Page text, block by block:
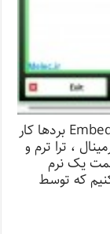
دوستانی که با پورت سریال کامپیوتر و Embedded بردها کار
، ترا ترم و
یک نرم
که توسط